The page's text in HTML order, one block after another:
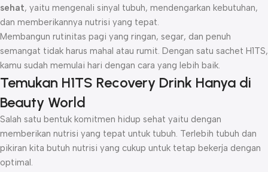
sehat, yaitu mengenali sinyal tubuh, mendengarkan kebutuhan,
dan memberikannya nutrisi yang tepat.
Membangun rutinitas pagi yang ringan, segar, dan penuh
semangat tidak harus mahal atau rumit. Dengan satu sachet H1TS,
kamu sudah memulai hari dengan cara yang lebih baik.
Temukan H1TS Recovery Drink Hanya di
Beauty World
Salah satu bentuk komitmen hidup sehat yaitu dengan
memberikan nutrisi yang tepat untuk tubuh. Terlebih tubuh dan
pikiran kita butuh nutrisi yang cukup untuk tetap bekerja dengan
optimal.